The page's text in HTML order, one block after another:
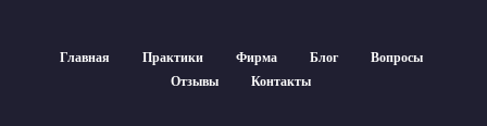
Главная Практики Фирма Блог
Вопросы
Отзывы
Контакты